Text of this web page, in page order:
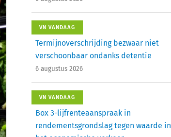
VN VANDAAG
Termijnoverschrijding bezwaar niet
verschoonbaar ondanks detentie
6 augustus 2026
VN VANDAAG
Box 3-lijfrenteaanspraak in
rendementsgrondslag tegen waarde in